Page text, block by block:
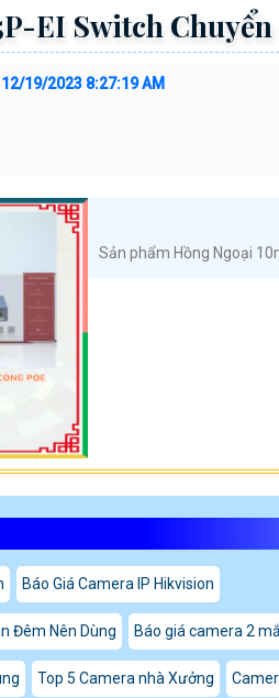
EI Switch
12/19/2023 8:27:19 AM
Sản phẩm Hồng Ngoại
Báo Giá Camera IP Hikvision
Đêm Nên Dùng Báo giá camera 2
Top 5 Camera nhà Xưởng